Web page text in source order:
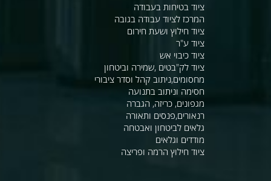
ציוד בטיחות בעבודה
המרכז לציוד עבודה בגובה
ציוד חילוץ ושעת חירום
ציוד ע"ר
ציוד כיבוי אש
ציוד לק"בטים ,שמירה וביטחון
מחסומים,ניתוב קהל וסדר ציבורי
חסימה וניתוב בתנועה
מגפונים, כריזה, הגברה
רנאורים,פנסים ותאורה
גלאים לביטחון ואבטחה
מודדים וגלאים
ציוד חילוץ הרמה ופריצה